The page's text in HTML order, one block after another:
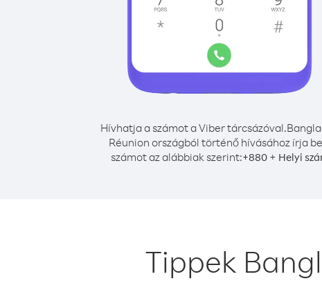
Hívhatja a számot a Viber tárcsázóval.
Réunion országból történő hívásához írja
számot az alábbiak szerint:+880+ Helyi
Tippek